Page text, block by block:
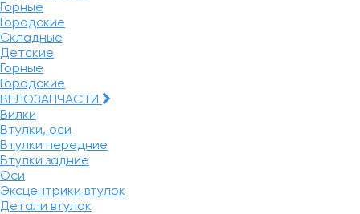
Горные
Городские
Складные
Детские
Горные
Городские
ВЕЛОЗАПЧАСТИ
Вилки
Втулки, оси
Втулки передние
Втулки задние
Оси
Эксцентрики втулок
Детали втулок